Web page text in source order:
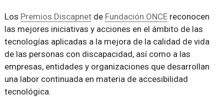
Los Premios Discapnetde Fundación ONCEreconocen
las mejores iniciativas y acciones en el ámbito de las
tecnologías aplicadas a la mejora de la calidad de vida
de las personas con discapacidad, así como a las
empresas, entidades y organizaciones que desarrollan
una labor continuada en materia de accesibilidad
tecnológica.